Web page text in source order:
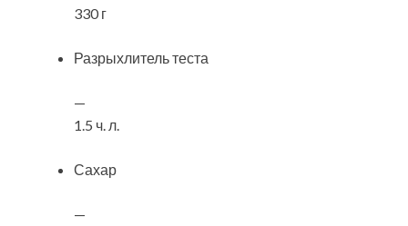
330 г
Разрыхлитель теста
—
1.5 ч. л.
Сахар
—